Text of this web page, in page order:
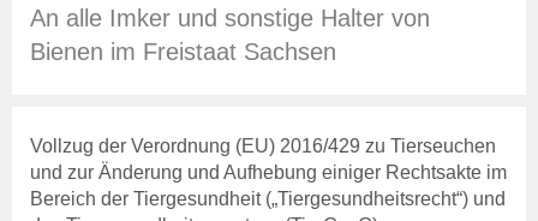
Nachmeldepflicht
Neuanmeldung
Abmeldung
Beitragserhebung
Beitragshöhe
Beitragsrechner
An alle Imker und sonstige Halter von
Bienen im Freistaat Sachsen
Vollzug der Verordnung (EU) 2016/429 zu Tierseuchen
und zur Änderung und Aufhebung einiger Rechtsakte im
Bereich der Tiergesundheit („Tiergesundheitsrecht“) und